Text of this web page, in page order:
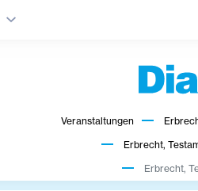
Veranstaltungen
Erbrecht,
Erbrecht,